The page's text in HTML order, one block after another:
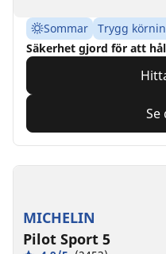
Sommar
Trygg
Säkerhet gjord för att
Se
MICHELIN
Pilot Sport 5